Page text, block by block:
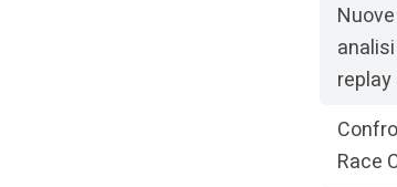
Race